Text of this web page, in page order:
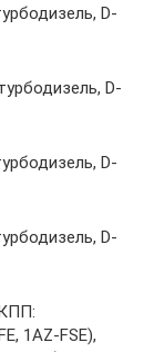
D-
D-
D-
D-
1AZ-FSE),